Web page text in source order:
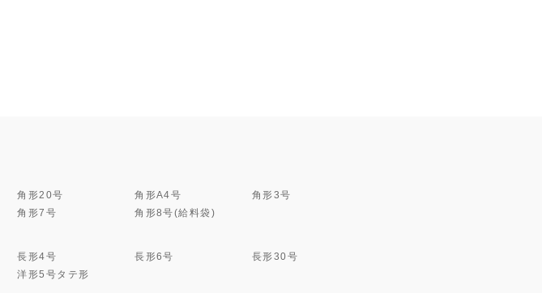
角形20号 角形A4号
角形3号
角形7号 角形8号(給料袋)
長形4号 長形6号
長形30号
洋形5号タテ形